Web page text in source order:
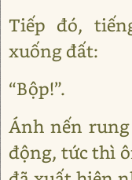
Tiếp đó,
xuống đất:
“Bộp!”.
Ánh nến
động, tức thì